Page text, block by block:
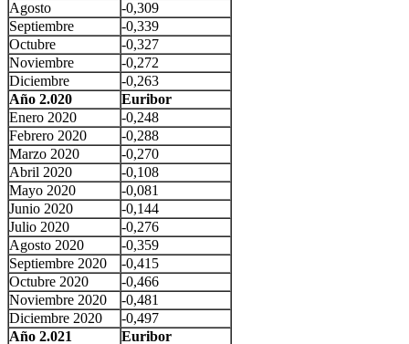
Agosto
-0,309
Septiembre
-0,339
Octubre
-0,327
Noviembre
-0,272
Diciembre
-0,263
Año 2.020
Euribor
Enero 2020
-0,248
Febrero 2020
-0,288
Marzo 2020
-0,270
Abril 2020
-0,108
Mayo 2020
-0,081
Junio 2020
-0,144
Julio 2020
-0,276
Agosto 2020
-0,359
Septiembre 2020
-0,415
Octubre 2020
-0,466
Noviembre 2020
-0,481
Diciembre 2020
-0,497
Año 2.021
Euribor